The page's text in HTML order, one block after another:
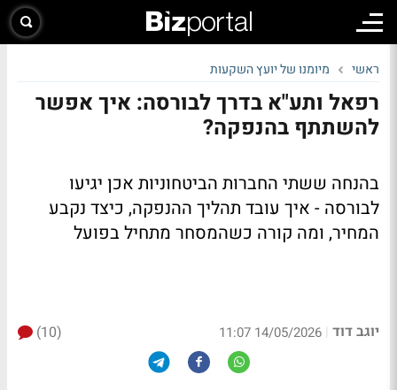
ראשי מיומנו של יועץ השקעות
רפאל ותע"א בדרך לבורסה: איך אפשר
להשתתף בהנפקה?
בהנחה ששתי החברות הביטחוניות אכן יגיעו
לבורסה - איך עובד תהליך ההנפקה, כיצד נקבע
המחיר, ומה קורה כשהמסחר מתחיל בפועל
יוגב דוד |
14/05/2026 11:07
(10)